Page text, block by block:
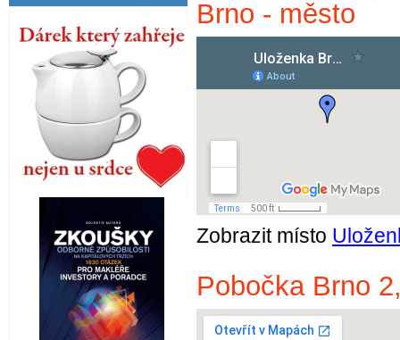
Brno - město
Zobrazit místo
Pobočka Brno